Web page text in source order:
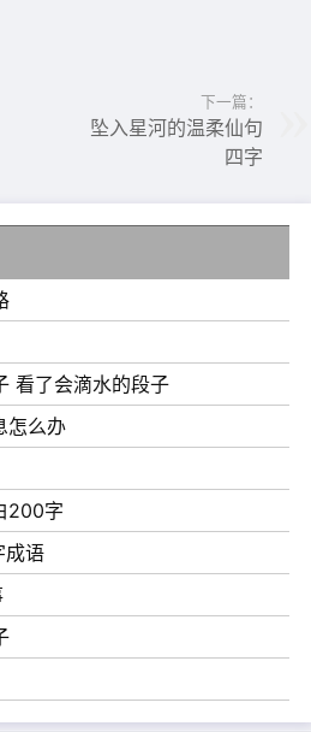
下一篇：
坠入星河的温柔仙句
四字
看了会滴水的段子
怎么办
200字
成语